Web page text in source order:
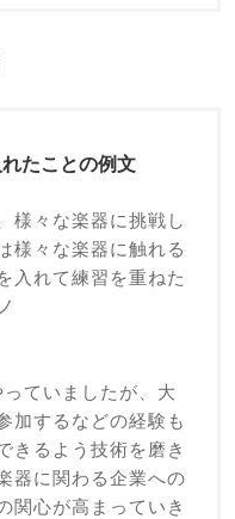
たことの例文
様々な楽器に挑戦し
様々な楽器に触れる
入れて練習を重ねた
ていましたが、大
加するなどの経験も
きるよう技術を磨き
器に関わる企業への
関心が高まっていき